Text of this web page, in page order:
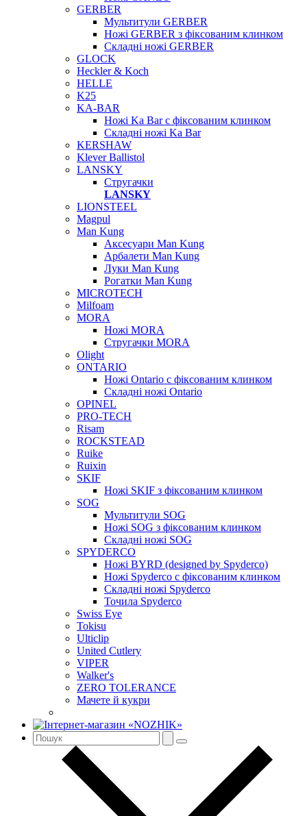
GERBER
Мультитули GERBER
Ножі GERBER з фіксованим клинком
Складні ножі GERBER
GLOCK
Heckler & Koch
HELLE
K25
KA-BAR
Ножі Ka Bar c фіксованим клинком
Складні ножі Ka Bar
KERSHAW
Klever Ballistol
LANSKY
Стругачки
LANSKY
LIONSTEEL
Magpul
Man Kung
Аксесуари Man Kung
Арбалети Man Kung
Луки Man Kung
Рогатки Man Kung
MICROTECH
Milfoam
MORA
Ножі MORA
Стругачки MORA
Olight
ONTARIO
Ножі Ontario c фіксованим клинком
Складні ножі Ontario
OPINEL
PRO-TECH
Risam
ROCKSTEAD
Ruike
Ruixin
SKIF
Ножі SKIF з фіксованим клинком
SOG
Мультитули SOG
Ножі SOG з фіксованим клинком
Складні ножі SOG
SPYDERCO
Ножі BYRD (designed by Spyderco)
Ножі Spyderco c фіксованим клинком
Складні ножі Spyderco
Точила Spyderco
Swiss Eye
Tokisu
Ulticlip
United Cutlery
VIPER
Walker's
ZERO TOLERANCE
Мачете й кукри